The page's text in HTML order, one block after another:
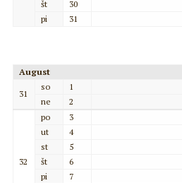
št
30
pi
31
August
31
so
1
ne
2
32
po
3
ut
4
st
5
št
6
pi
7